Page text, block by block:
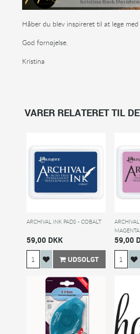
Håber du blev inspireret til at lege
God fornøjelse.
Kristina
VARER RELATERET TIL
ARCHIVAL INK PADS - COBALT
59,00 DKK
UDSOLGT
59,00